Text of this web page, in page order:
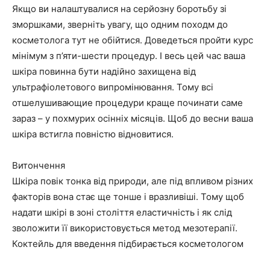
Якщо ви налаштувалися на серйозну боротьбу зі
зморшками, зверніть увагу, що одним походм до
косметолога тут не обійтися. Доведеться пройти курс
мінімум з п’яти-шести процедур. І весь цей час ваша
шкіра повинна бути надійно захищена від
ультрафіолетового випромінювання. Тому всі
отшелушивающие процедури краще починати саме
зараз – у похмурих осінніх місяців. Щоб до весни ваша
шкіра встигла повністю відновитися.
Витончення
Шкіра повік тонка від природи, але під впливом різних
факторів вона стає ще тонше і вразливіші. Тому щоб
надати шкірі в зоні століття еластичність і як слід
зволожити її використовується метод мезотерапії.
Коктейль для введення підбирається косметологом